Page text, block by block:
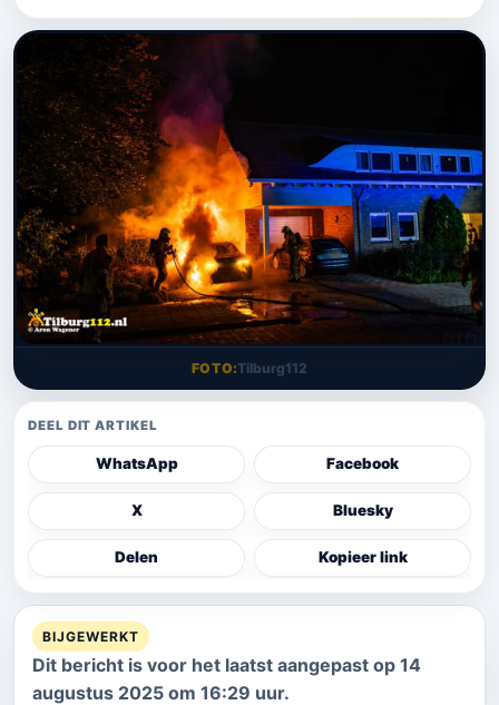
FOTO Tilburg112
DEEL DIT ARTIKEL
WhatsApp Facebook
X Bluesky
Delen Kopieer link
BIJGEWERKT
Dit bericht is voor het laatst aangepast op 14
augustus 2025 om 16:29 uur.